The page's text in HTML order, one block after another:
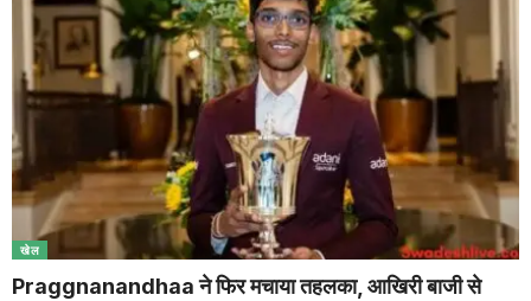
खेल
Praggnanandhaa ने फिर मचाया तहलका, आखिरी बाजी से